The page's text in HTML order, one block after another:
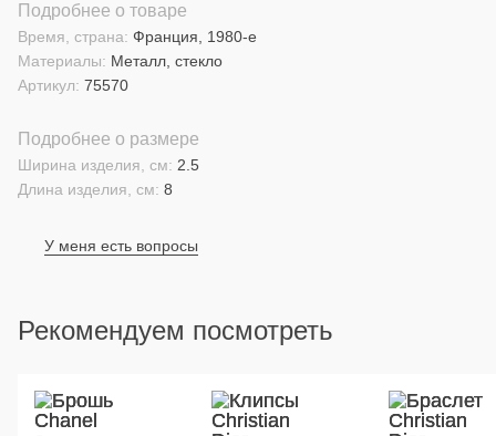
Подробнее о товаре
Материалы: Металл, стекло
Время, страна: Франция, 1980-е
Артикул: 75570
Подробнее о размере
Длина изделия, см: 8
Ширина изделия, см: 2.5
У меня есть вопросы
Рекомендуем посмотреть